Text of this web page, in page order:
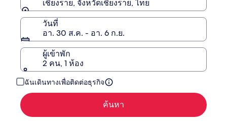
เชียงราย, จังหวัดเชียงราย, ไทย
วันที่
อา. 30 ส.ค. - อา. 6 ก.ย.
ผู้เข้าพัก
2 คน, 1 ห้อง
ฉันเดินทางเพื่อติดต่อธุรกิจ
ค้นหา